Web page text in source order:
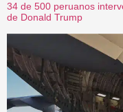
34 de 500 peruanos
de Donald Trump​